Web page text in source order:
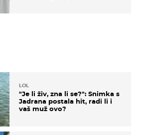
LOL
"Je li živ, zna li se?": Snimka s
Jadrana postala hit, radi li i
vaš muž ovo?